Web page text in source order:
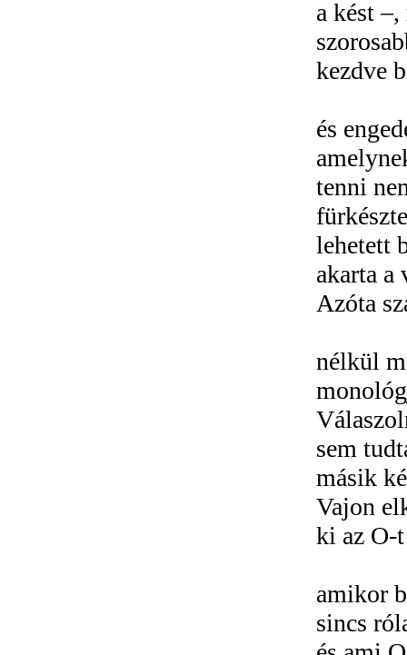
a kést
kezdve
és
tenni
lehetett
akarta
Azóta
nélkül
sem
másik
Vajon
ki az O-
amikor
sincs